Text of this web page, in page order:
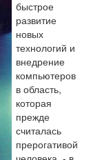
быстрое
развитие
новых
технологий и
внедрение
компьютеров
в область,
которая
прежде
считалась
прерогативой